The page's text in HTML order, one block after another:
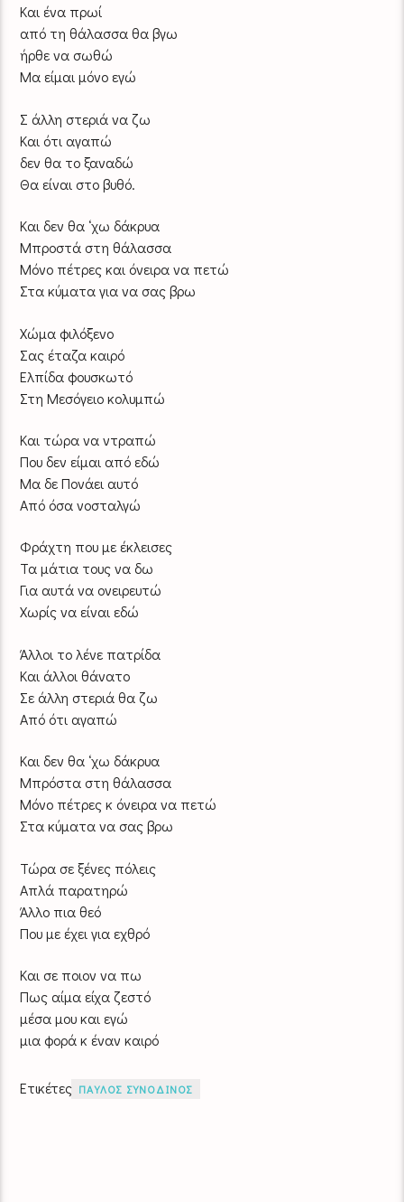
Και ένα πρωί
από τη θάλασσα θα βγω
ήρθε να σωθώ
Μα είμαι μόνο εγώ
Σ άλλη στεριά να ζω
Και ότι αγαπώ
δεν θα το ξαναδώ
Θα είναι στο βυθό.
Και δεν θα ‘χω δάκρυα
Μπροστά στη θάλασσα
Μόνο πέτρες και όνειρα να πετώ
Στα κύματα για να σας βρω
Χώμα φιλόξενο
Σας έταζα καιρό
Ελπίδα φουσκωτό
Στη Μεσόγειο κολυμπώ
Και τώρα να ντραπώ
Που δεν είμαι από εδώ
Μα δε Πονάει αυτό
Από όσα νοσταλγώ
Φράχτη που με έκλεισες
Τα μάτια τους να δω
Για αυτά να ονειρευτώ
Χωρίς να είναι εδώ
Άλλοι το λένε πατρίδα
Και άλλοι θάνατο
Σε άλλη στεριά θα ζω
Από ότι αγαπώ
Και δεν θα ‘χω δάκρυα
Μπρόστα στη θάλασσα
Μόνο πέτρες κ όνειρα να πετώ
Στα κύματα να σας βρω
Τώρα σε ξένες πόλεις
Απλά παρατηρώ
Άλλο πια θεό
Που με έχει για εχθρό
Και σε ποιον να πω
Πως αίμα είχα ζεστό
μέσα μου και εγώ
μια φορά κ έναν καιρό
Ετικέτες ΠΑΥΛΟΣ ΣΥΝΟΔΙΝΟΣ